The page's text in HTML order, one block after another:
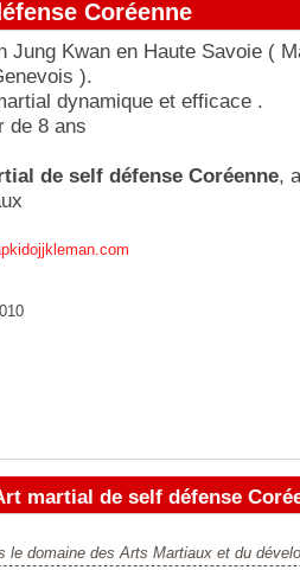
Coréenne
Jung Kwan en Haute Savoie (
).
dynamique et efficace .
de 8 ans
de self défense Coréenne,
martial de self défense
le domaine des Arts Martiaux et du